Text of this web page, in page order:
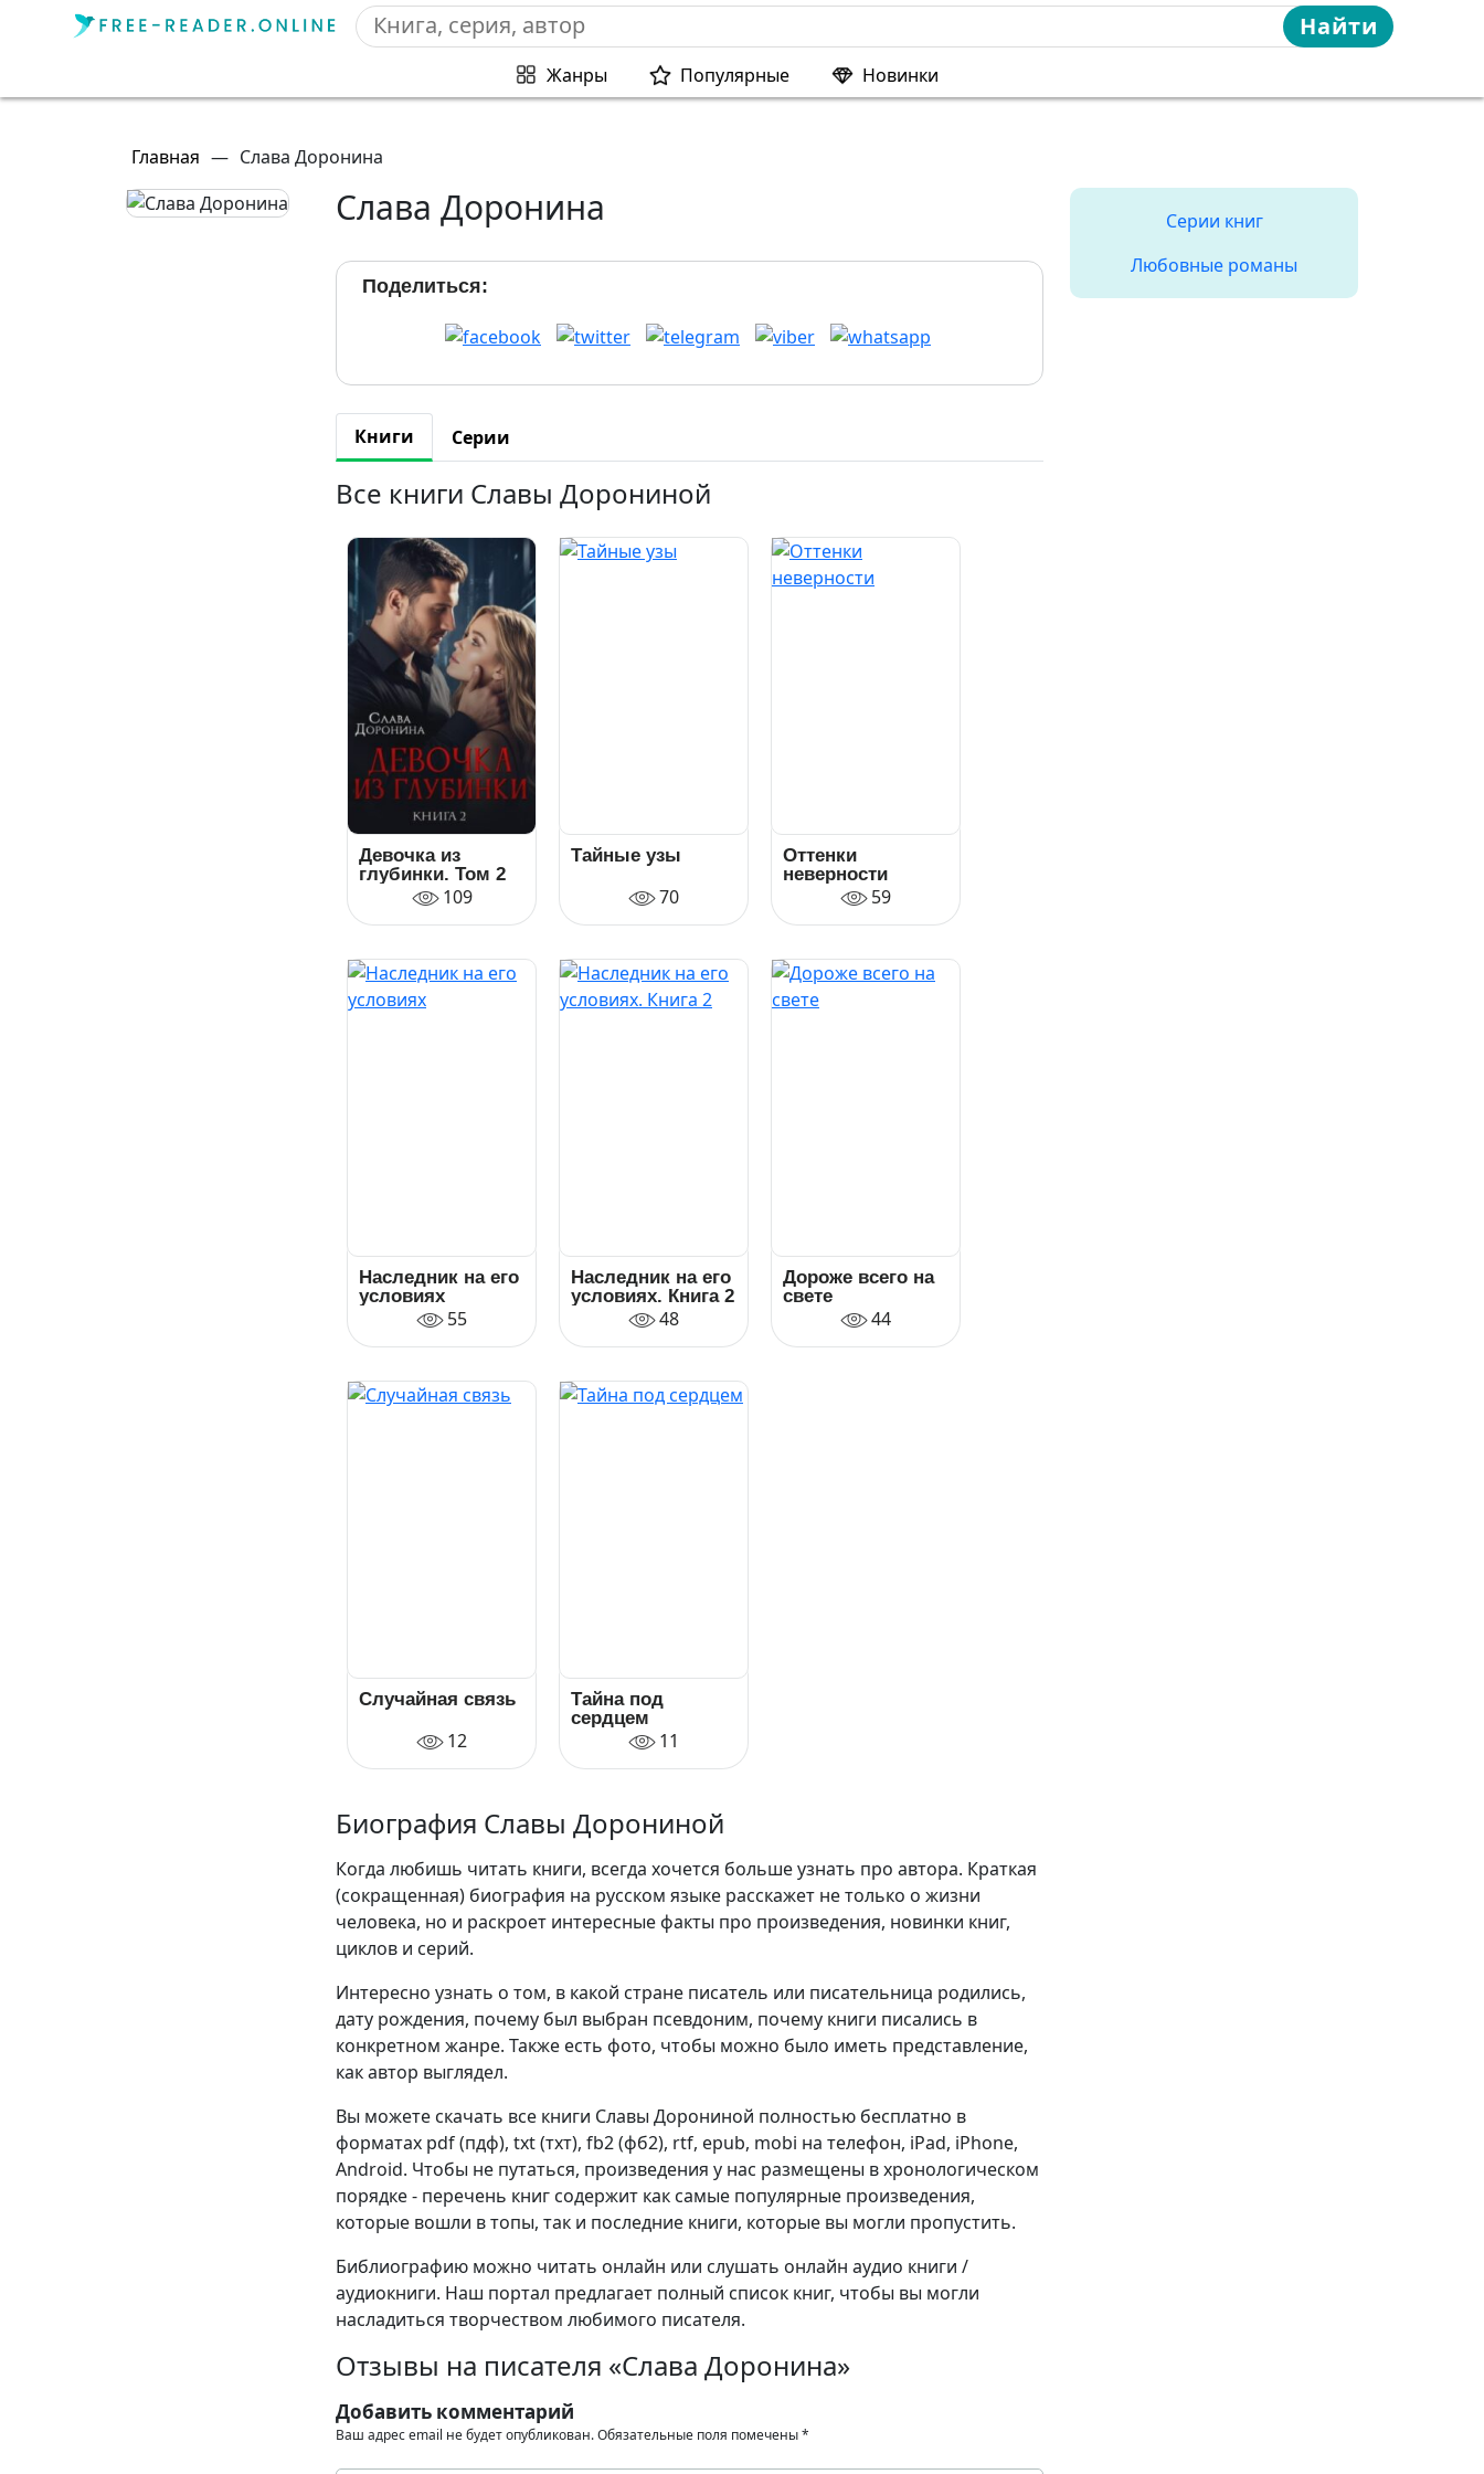
Найти
Жанры Популярные Новинки
Главная — Слава Доронина
Слава Доронина
Поделиться:
Книги Серии
Все книги Славы Дорониной
Девочка из
глубинки. Том 2
109
Тайные узы
70
Оттенки
неверности
59
Наследник на его
условиях
55
Наследник на его
условиях. Книга 2
48
Дороже всего на
свете
44
Случайная связь
12
Тайна под
сердцем
11
Биография Славы Дорониной
Когда любишь читать книги, всегда хочется больше узнать про автора. Краткая
(сокращенная) биография на русском языке расскажет не только о жизни
человека, но и раскроет интересные факты про произведения, новинки книг,
циклов и серий.
Интересно узнать о том, в какой стране писатель или писательница родились,
дату рождения, почему был выбран псевдоним, почему книги писались в
конкретном жанре. Также есть фото, чтобы можно было иметь представление,
как автор выглядел.
Вы можете скачать все книги Славы Дорониной полностью бесплатно в
форматах pdf (пдф), txt (тхт), fb2 (фб2), rtf, epub, mobi на телефон, iPad, iPhone,
Android. Чтобы не путаться, произведения у нас размещены в хронологическом
порядке - перечень книг содержит как самые популярные произведения,
которые вошли в топы, так и последние книги, которые вы могли пропустить.
Библиографию можно читать онлайн или слушать онлайн аудио книги /
аудиокниги. Наш портал предлагает полный список книг, чтобы вы могли
насладиться творчеством любимого писателя.
Отзывы на писателя «Слава Доронина»
Добавить комментарий
Ваш адрес email не будет опубликован.Обязательные поля помечены*
Серии книг
Любовные романы